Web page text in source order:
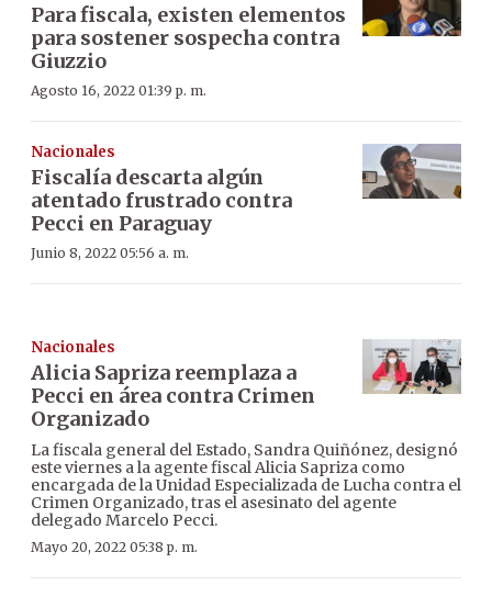
Para fiscala, existen elementos
para sostener sospecha contra
Giuzzio
Agosto 16, 2022 01:39 p. m.
Nacionales
Fiscalía descarta algún
atentado frustrado contra
Pecci en Paraguay
Junio 8, 2022 05:56 a. m.
Nacionales
Alicia Sapriza reemplaza a
Pecci en área contra Crimen
Organizado
La fiscala general del Estado, Sandra Quiñónez, designó
este viernes a la agente fiscal Alicia Sapriza como
encargada de la Unidad Especializada de Lucha contra el
Crimen Organizado, tras el asesinato del agente
delegado Marcelo Pecci.
Mayo 20, 2022 05:38 p. m.